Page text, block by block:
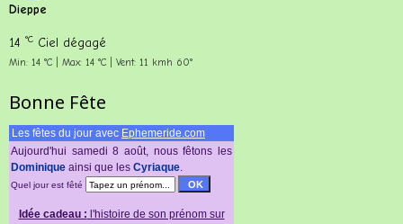
Dieppe
14 °C Ciel dégagé
Min: 14 °C | Max: 14 °C | Vent: 11 kmh 60°
Bonne Fête
Les fêtes du jour avec Ephemeride.com
Aujourd'hui samedi 8 août, nous fêtons les
Dominiquе аinsi quе lеs Cyriaque.
Quel jour est fêté
Idée cadeau : l'histoire de son prénom sur